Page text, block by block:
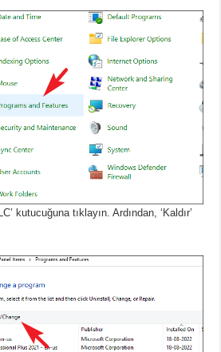
kutucuğuna tıklayın.Ardından, ‘Kaldır’